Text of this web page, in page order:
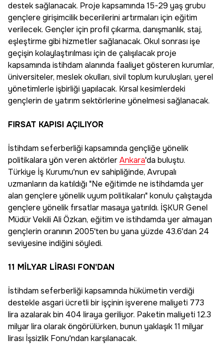
destek sağlanacak. Proje kapsamında 15-29 yaş grubu
gençlere girişimcilik becerilerini artırmaları için eğitim
verilecek. Gençler için profil çıkarma, danışmanlık, staj,
eşleştirme gibi hizmetler sağlanacak. Okul sonrası işe
geçişin kolaylaştırılması için de çalışılacak proje
kapsamında istihdam alanında faaliyet gösteren kurumlar,
üniversiteler, meslek okulları, sivil toplum kuruluşları, yerel
yönetimlerle işbirliği yapılacak. Kırsal kesimlerdeki
gençlerin de yatırım sektörlerine yönelmesi sağlanacak.
FIRSAT KAPISI AÇILIYOR
İstihdam seferberliği kapsamında gençliğe yönelik
politikalara yön veren aktörlerAnkara'da buluştu.
Türkiye İş Kurumu'nun ev sahipliğinde, Avrupalı
uzmanların da katıldığı "Ne eğitimde ne istihdamda yer
alan gençlere yönelik uyum politikaları" konulu çalıştayda
gençlere yönelik fırsatlar masaya yatırıldı. İŞKUR Genel
Müdür Vekili Ali Özkan, eğitim ve istihdamda yer almayan
gençlerin oranının 2005'ten bu yana yüzde 43.6'dan 24
seviyesine indiğini söyledi.
11 MİLYAR LİRASI FON'DAN
İstihdam seferberliği kapsamında hükümetin verdiği
destekle asgari ücretli bir işçinin işverene maliyeti 773
lira azalarak bin 404 liraya geriliyor. Paketin maliyeti 12.3
milyar lira olarak öngörülürken, bunun yaklaşık 11 milyar
lirası İşsizlik Fonu'ndan karşılanacak.